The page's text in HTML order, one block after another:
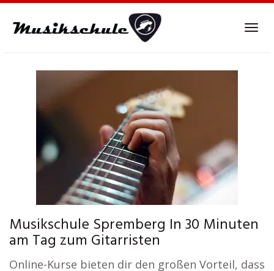
Musikschule Spremberg In 30 Minuten
am Tag zum Gitarristen
Online-Kurse bieten dir den großen Vorteil, dass